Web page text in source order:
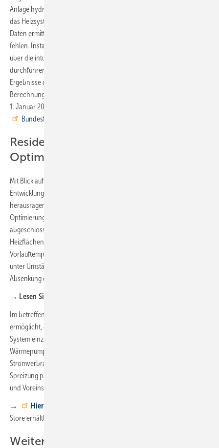
Anlage hydraulisch einreguliert werden und desto effizienter arbeitet
das Heizsystem. Mit der Resideo Heizlast-App lassen sich belastbare
Daten ermitteln, auch wenn im Gebäudebestand Planungsdaten
fehlen. Installateure können durch die Eingabe weniger Parameter
über die intuitive Benutzeroberfläche schnell Heizlastberechnungen
durchführen und die idealen Ventilvoreinstellungen erhalten. Die
Ergebnisse der App erfüllen die Anforderungen des
Berechnungsverfahrens B, das von der
1. Januar 2023 auch für die Förderprogramme der
Bundesförderung für effiziente Gebäude
Resideo: mit App
Optimierungspotenzial ermitteln
Mit Blick auf alltägliche praktische Anforderungen und aktuelle
Entwicklungen wurde die Resideo Heizlast-App nun aktualisiert. Die
herausragendste Neuerung ist die Möglichkeit der Vorlauftemperatur-
Optimierung: Nachdem die Heizlastberechnung für ein Gebäude
abgeschlossen ist, kann mit dieser Funktion der „Schlechtpunkt“ der
Heizflächen ermittelt werden – durch Veränderung der
Vorlauftemperatur und gegebenenfalls der Spreizung. So lassen sich
unter Umständen einzelne Räume erkennen, in denen die Heizlast bei
Absenkung der Vorlauftemperaturen nicht gedeckt werden kann.
→ Lesen Sie auch:
Im betreffenden Raum gezielt die Heizfläche zu vergrößern
ermöglicht, dann eine niedrigere Vorlauftemperatur für das gesamte
System einzustellen. Dies ist besonders wichtig im Zusammenhang mit
Wärmepumpen, da jedes Grad mehr an Temperaturhub den
Stromverbrauch deutlich erhöht. Praktisch: Bei Änderung der
Spreizung passt die App selbstverständlich auch die Wassermengen
und Voreinstellungen direkt entsprechend an.
→ Hier gehts zur Heizlast-App
Store erhältlich)
Weitere Verbesserungen der